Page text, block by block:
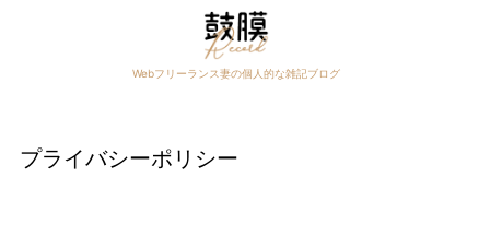
Webフリーランス妻の個人的な雑記ブログ
プライバシーポリシー